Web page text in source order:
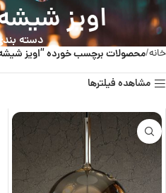
اویز
دسته
خانه محصولات برچسب خورده “اویز
مشاهده فیلترها